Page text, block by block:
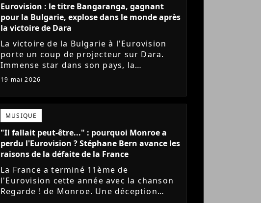
Eurovision : le titre Bangaranga, gagnant
pour la Bulgarie, explose dans le monde après
la victoire de Dara
La victoire de la Bulgarie à l'Eurovision
porte un coup de projecteur sur Dara.
Immense star dans son pays, la
chanteuse pop voit sa chanson
quatre...
19 mai 2026
MUSIQUE
"Il fallait peut-être..." : pourquoi Monroe a
perdu l'Eurovision ? Stéphane Bern avance les
raisons de la défaite de la France
La France a terminé 11ème de
l'Eurovision cette année avec la chanson
Regarde ! de Monroe. Une déception